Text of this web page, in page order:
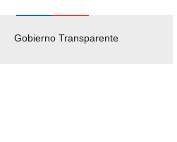
Gobierno Transparente